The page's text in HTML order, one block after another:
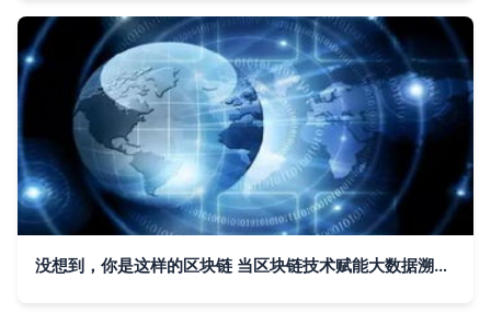
没想到，你是这样的区块链 当区块链技术赋能大数据溯源与信息追踪